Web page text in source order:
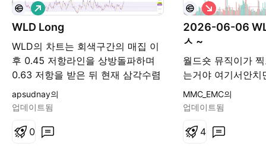
WLD Long
WLD의 차트는 회색구간의 매집 이
후 0.45 저항라인을 상방돌파하며
0.63 저항을 받은 뒤 현재 삼각수렴
의 끝에 도달하였습니다. 0.63 저항
라인을 한번에 돌파하는 움직임을
아직 가격은 0.45 지지구역을 하방
롱
apsudnay의
업데이트됨
0
2026-06-06
ㅅ ~
월드숏 뮤직이가
는거야 여기서안치
끝자리라고 판단내
숏
MMC_EMC의
업데이트됨
4